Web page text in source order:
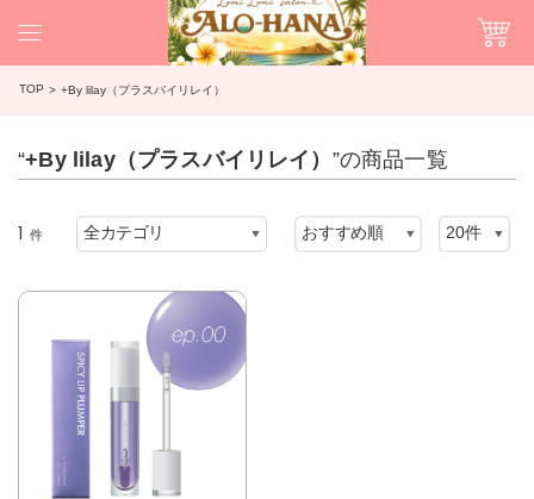
TOP +By lilay（プラスバイリレイ）
“+By lilay（プラスバイリレイ） ”の商品一覧
1 件